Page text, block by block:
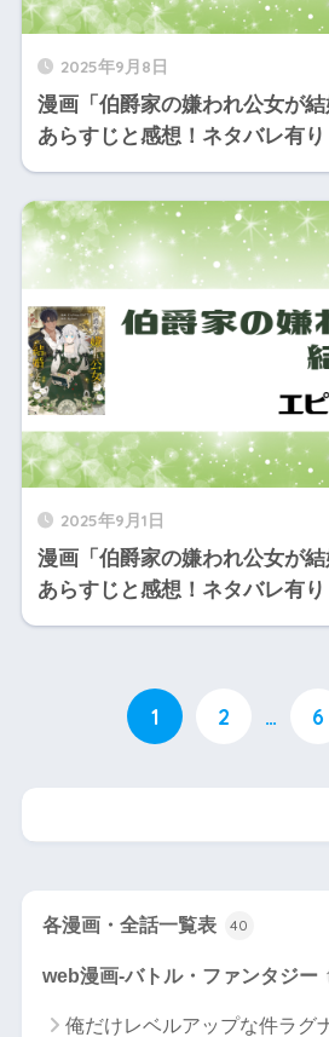
2025年9月8日
漫画「伯爵家の嫌われ公女が
あらすじと感想！ネタバレ有り
2025年9月1日
漫画「伯爵家の嫌われ公女が
あらすじと感想！ネタバレ有り
1 2 … 6
各漫画・全話一覧表 40
web漫画-バトル・ファンタジー
俺だけレベルアップな件ラグ